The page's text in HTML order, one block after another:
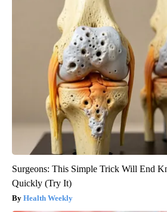
Surgeons: This Simple Trick Will End
Quickly (Try It)
Health Weekly